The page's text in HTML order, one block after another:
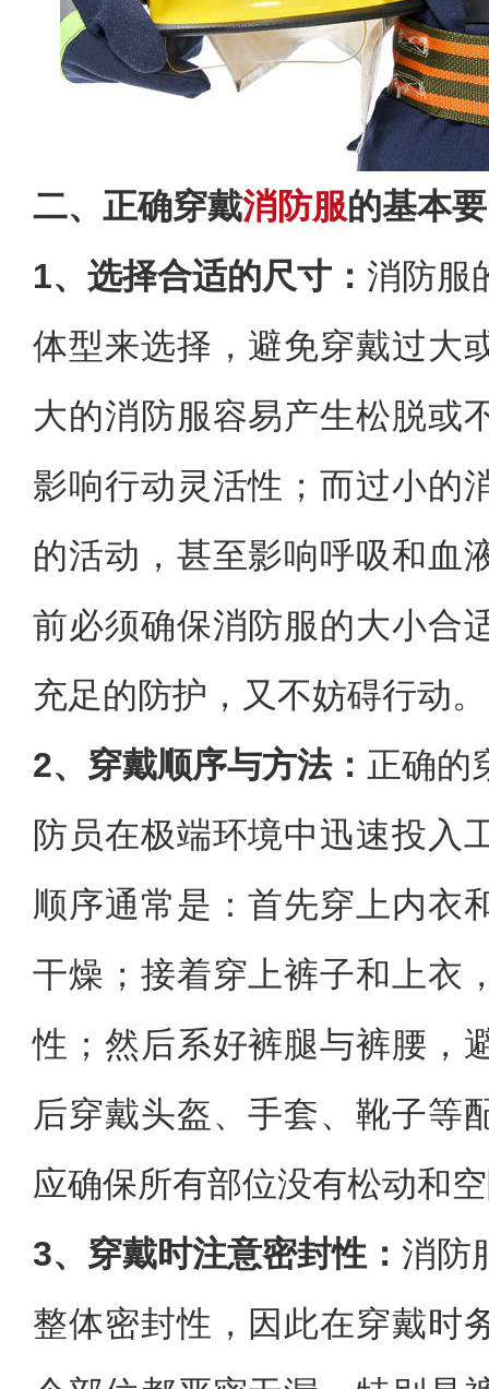
二、正确穿戴消防服的基本
1、选择合适的尺寸： 消防服
体型来选择，避免穿戴过大
大的消防服容易产生松脱或
影响行动灵活性；而过小的
的活动，甚至影响呼吸和血
前必须确保消防服的大小合
充足的防护，又不妨碍行动。
2、穿戴顺序与方法： 正确的
防员在极端环境中迅速投入
顺序通常是：首先穿上内衣
干燥；接着穿上裤子和上衣
性；然后系好裤腿与裤腰，
后穿戴头盔、手套、靴子等
应确保所有部位没有松动和
3、穿戴时注意密封性： 消防
整体密封性，因此在穿戴时